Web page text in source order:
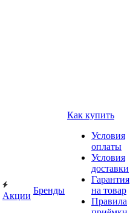
Акции
Бренды
Как купить
Условия
оплаты
Условия
доставки
Гарантия
на товар
Правила